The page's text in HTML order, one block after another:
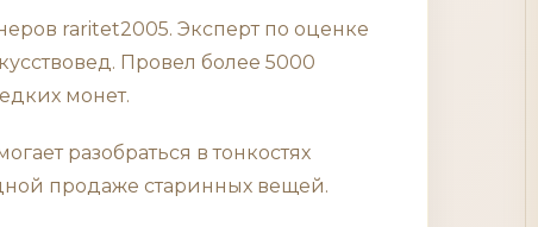
raritet2005. Эксперт по оценке
Провел более 5000
монет.
разобраться в тонкостях
продаже старинных вещей.